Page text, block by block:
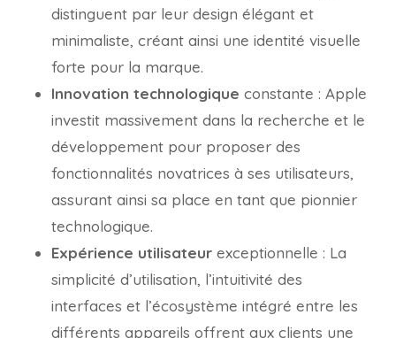
distinguent par leur design élégant et
minimaliste, créant ainsi une identité visuelle
forte pour la marque.
Innovation technologique constante : Apple
investit massivement dans la recherche et le
développement pour proposer des
fonctionnalités novatrices à ses utilisateurs,
assurant ainsi sa place en tant que pionnier
technologique.
Expérience utilisateur exceptionnelle : La
simplicité d’utilisation, l’intuitivité des
interfaces et l’écosystème intégré entre les
différents appareils offrent aux clients une